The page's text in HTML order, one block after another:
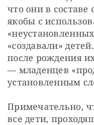
что они в
якобы с
«создавали»
после рождения
— младенцев
установленным
Примечательно,
все дети,